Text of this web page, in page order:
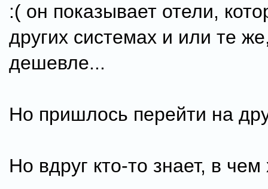
:( он показывает отели,
других системах и или те
дешевле...
Но пришлось перейти на
Но вдруг кто-то знает, в чем